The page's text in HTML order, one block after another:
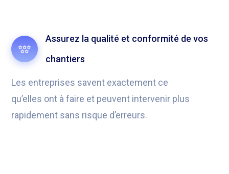
Assurez la qualité et conformité de vos
chantiers
Les entreprises savent exactement ce
qu’elles ont à faire et peuvent intervenir plus
rapidement sans risque d’erreurs.